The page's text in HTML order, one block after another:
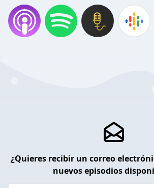
¿Quieres recibir un correo
nuevos episodios